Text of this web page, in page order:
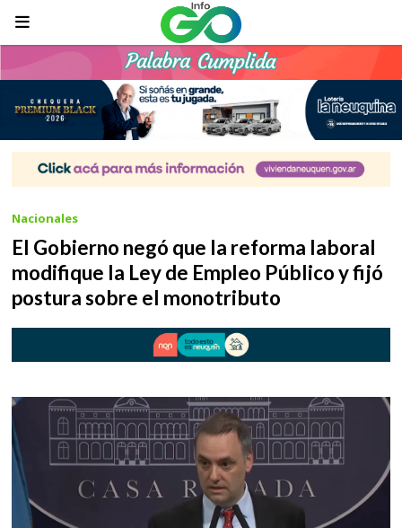
El Gobierno negó que la reforma laboral
modifique la Ley de Empleo Público y fijó
postura sobre el monotributo
Nacionales